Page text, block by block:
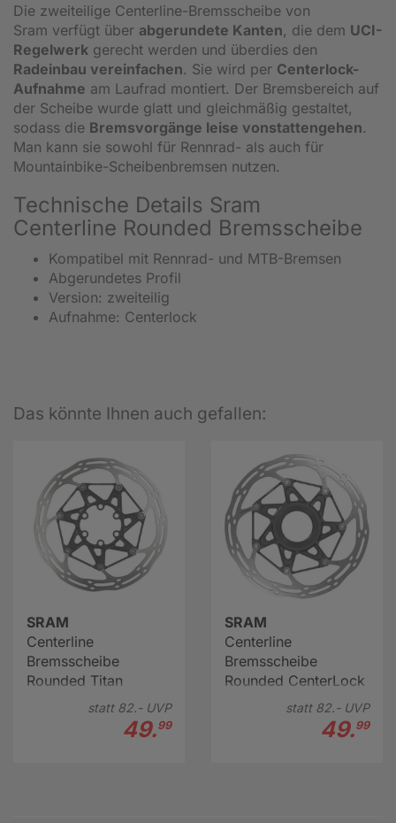
Die zweiteilige Centerline-Bremsscheibe von
Sram verfügt über abgerundete Kanten, die dem UCI-
Regelwerk gerecht werden und überdies den
Radeinbau vereinfachen. Sie wird per Centerlock-
Aufnahme am Laufrad montiert. Der Bremsbereich auf
der Scheibe wurde glatt und gleichmäßig gestaltet,
sodass die Bremsvorgänge leise vonstattengehen.
Man kann sie sowohl für Rennrad- als auch für
Mountainbike-Scheibenbremsen nutzen.
Technische Details Sram
Centerline Rounded Bremsscheibe
Kompatibel mit Rennrad- und MTB-Bremsen
Abgerundetes Profil
Version: zweiteilig
Aufnahme: Centerlock
Das könnte Ihnen auch gefallen:
SRAM
Centerline
Bremsscheibe
Rounded Titan
statt 82.-UVP
49.99
SRAM
Centerline
Bremsscheibe
Rounded CenterLock
statt 82.-UVP
49.99